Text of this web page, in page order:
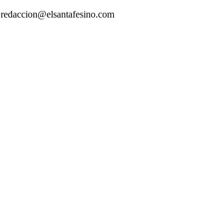
redaccion@elsantafesino.com